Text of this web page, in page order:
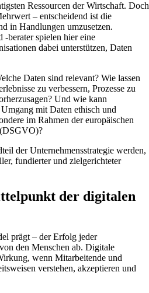
Ressourcen der Wirtschaft. Doch
– entscheidend ist die
in Handlungen umzusetzen.
-berater spielen hier eine
dabei unterstützen, Daten
Daten sind relevant? Wie lassen
zu verbessern, Prozesse zu
Und wie kann
mit Daten ethisch und
im Rahmen der europäischen
der Unternehmensstrategie werden,
fundierter und zielgerichteter
der digitalen
prägt – der Erfolg jeder
den Menschen ab. Digitale
wenn Mitarbeitende und
verstehen, akzeptieren und